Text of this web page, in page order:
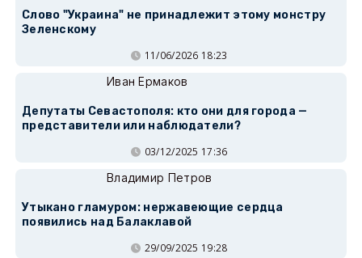
Слово "Украина" не принадлежит этому монстру
Зеленскому
11/06/2026 18:23
Иван Ермаков
Депутаты Севастополя: кто они для города —
представители или наблюдатели?
03/12/2025 17:36
Владимир Петров
Утыкано гламуром: нержавеющие сердца
появились над Балаклавой
29/09/2025 19:28